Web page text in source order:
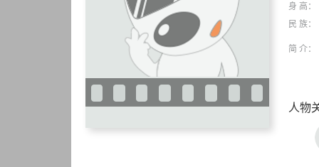
身 高：
民 族：
简 介：
人物